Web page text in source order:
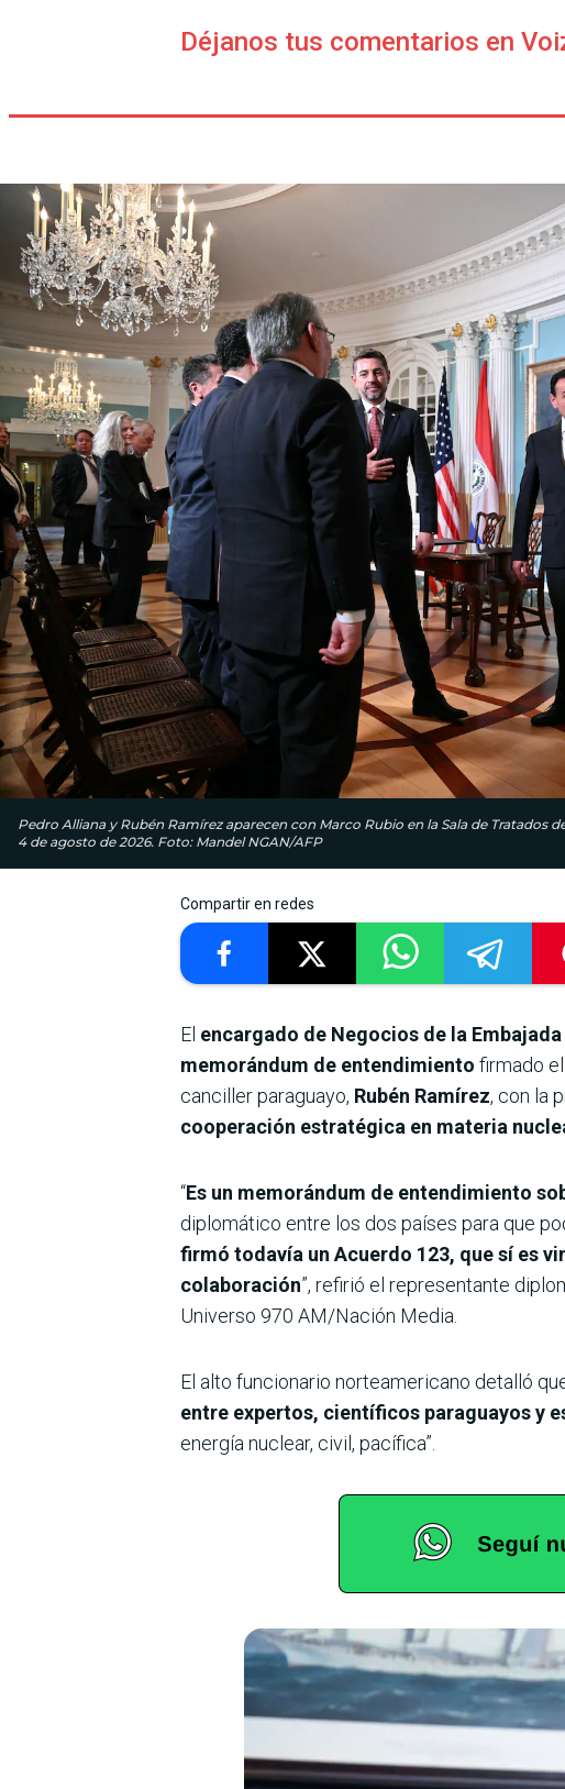
Déjanos tus comentarios en
Pedro Alliana y Rubén Ramírez aparecen con Marco Rubio en la Sala de Tratados
4 de agosto de 2026. Foto: Mandel NGAN/AFP
Compartir en redes
El encargado de Negocios de la
memorándum de entendimiento firmado
canciller paraguayo, Rubén Ramírez, con la
cooperación estratégica en materia
“Es un memorándum de entendimiento
diplomático entre los dos países para que
firmó todavía un Acuerdo 123, que sí es
colaboración”, refirió el representante
Universo 970 AM/Nación Media.
El alto funcionario norteamericano detalló
entre expertos, científicos paraguayos y
energía nuclear, civil, pacífica”.